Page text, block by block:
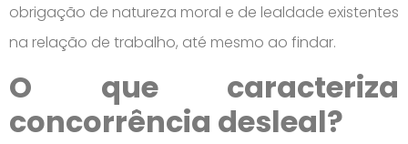
obrigação de natureza moral e de lealdade existentes
na relação de trabalho, até mesmo ao findar.
O que caracteriza
concorrência desleal?